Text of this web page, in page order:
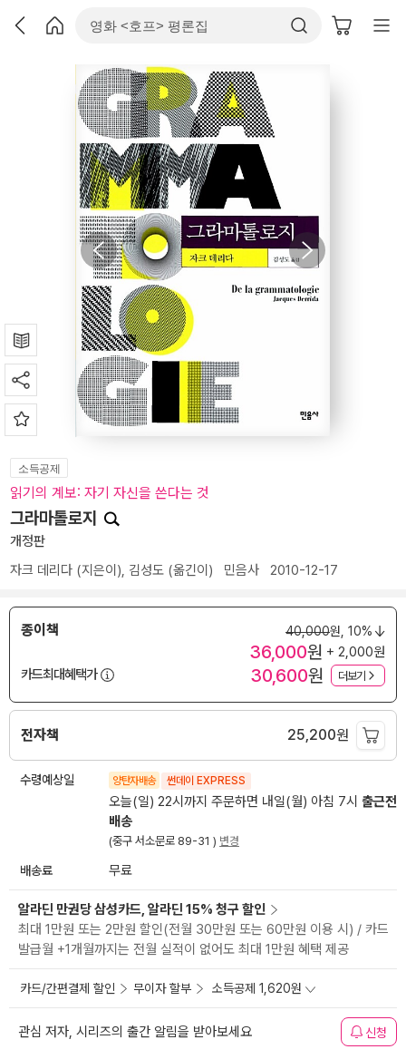
소득공제
읽기의 계보: 자기 자신을 쓴다는 것
그라마톨로지
개정판
자크 데리다 (지은이), 김성도 (옮긴이) 민음사 2010-12-17
종이책 40,000원, 10%
36,000원 + 2,000원
카드최대혜택가
30,600원 더보기
전자책 25,200원
수령예상일 양탄자배송 썬데이 EXPRESS
오늘(일) 22시까지 주문하면 내일(월) 아침 7시 출근전
배송
(중구 서소문로 89-31 ) 변경
배송료 무료
알라딘 만권당 삼성카드, 알라딘 15% 청구 할인
최대 1만원 또는 2만원 할인(전월 30만원 또는 60만원 이용 시) / 카드
발급월 +1개월까지는 전월 실적이 없어도 최대 1만원 혜택 제공
카드/간편결제 할인 무이자 할부 소득공제 1,620원
관심 저자, 시리즈의 출간 알림을 받아보세요 신청